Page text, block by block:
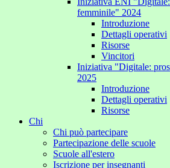
femminile" 2024
Introduzione
Dettagli operativi
Risorse
Vincitori
Iniziativa "Digitale:
2025
Introduzione
Dettagli operativi
Risorse
Chi
Chi può partecipare
Partecipazione delle scuole
Scuole all'estero
Iscrizione per insegnanti